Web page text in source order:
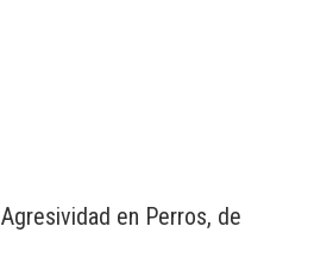
en Perros, de